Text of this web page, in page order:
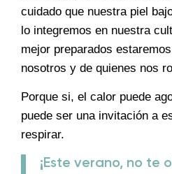
cuidado que nuestra piel
lo integremos en nuestra
mejor preparados
nosotros y de quienes nos
Porque si, el calor puede
puede ser una invitación a
respirar.
¡Este verano, no te